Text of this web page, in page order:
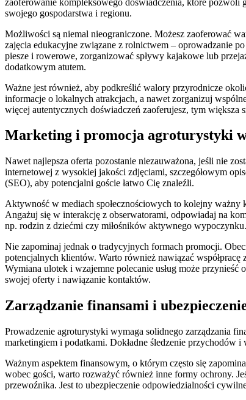
swojego gospodarstwa i regionu.
Możliwości są niemal nieograniczone. Możesz zaoferować
zajęcia edukacyjne związane z rolnictwem – oprowadzanie
piesze i rowerowe, zorganizować spływy kajakowe lub
dodatkowym atutem.
Ważne jest również, aby podkreślić walory przyrodnicze
informacje o lokalnych atrakcjach, a nawet zorganizuj
więcej autentycznych doświadczeń zaoferujesz, tym większa
Marketing i promocja agroturystyki
Nawet najlepsza oferta pozostanie niezauważona, jeśli nie
internetowej z wysokiej jakości zdjęciami, szczegółowym
(SEO), aby potencjalni goście łatwo Cię znaleźli.
Aktywność w mediach społecznościowych to kolejny
Angażuj się w interakcję z obserwatorami, odpowiadaj na
np. rodzin z dziećmi czy miłośników aktywnego wypoczynku.
Nie zapominaj jednak o tradycyjnych formach promocji.
potencjalnych klientów. Warto również nawiązać
Wymiana ulotek i wzajemne polecanie usług może
swojej oferty i nawiązanie kontaktów.
Zarządzanie finansami i
Prowadzenie agroturystyki wymaga solidnego zarządzania
marketingiem i podatkami. Dokładne śledzenie przychodów
Ważnym aspektem finansowym, o którym często się
wobec gości, warto rozważyć również inne formy ochrony.
przewoźnika. Jest to ubezpieczenie odpowiedzialności